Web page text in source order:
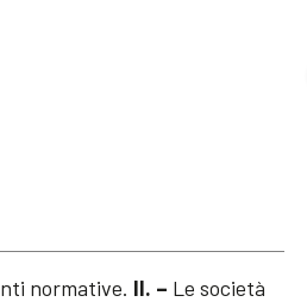
normative. II. – Le società